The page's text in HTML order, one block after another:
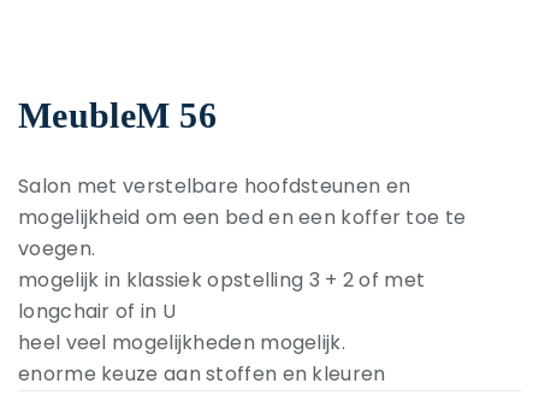
MeubleM 56
Salon met verstelbare hoofdsteunen en
mogelijkheid om een bed en een koffer toe te
voegen.
mogelijk in klassiek opstelling 3 + 2 of met
longchair of in U
heel veel mogelijkheden mogelijk.
enorme keuze aan stoffen en kleuren